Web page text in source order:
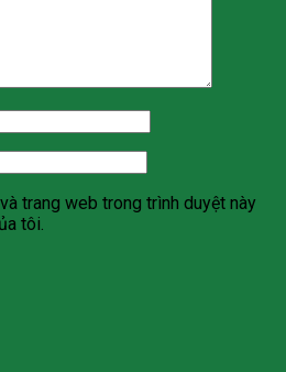
trang web trong trình duyệt này
tôi.